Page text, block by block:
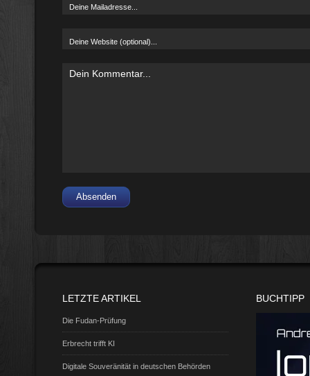
Absenden
LETZTE ARTIKEL
Die Fudan-Prüfung
Erbrecht trifft KI
Digitale Souveränität in deutschen Behörden
BUCHTIPP